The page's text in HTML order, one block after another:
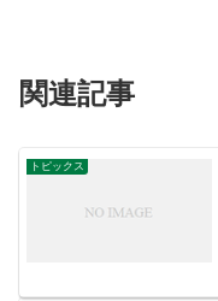
関連記事
トピックス